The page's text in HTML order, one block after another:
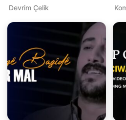
Devrim Çelik